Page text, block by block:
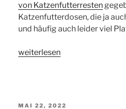
von Katzenfutterresten
Katzenfutterdosen, die ja
und häufig auch leider viel
„Katzenfutterdosen
weiterlesen
VERÖFFENTLICHT
MAI 22, 2022